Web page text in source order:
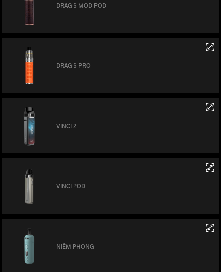
DRAG S MOD POD
DRAG S PRO
VINCI 2
VINCI POD
NIÊM PHONG